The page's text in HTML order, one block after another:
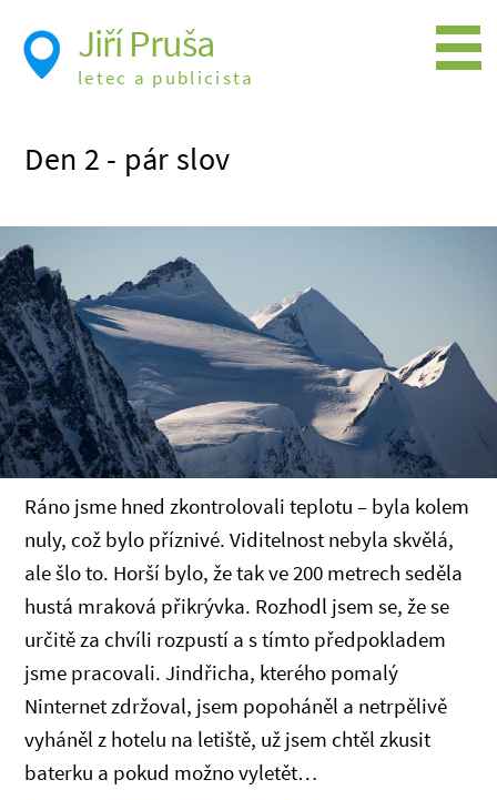
Den 2 - pár slov
Ráno jsme hned zkontrolovali teplotu – byla kolem
nuly, což bylo příznivé. Viditelnost nebyla skvělá,
ale šlo to. Horší bylo, že tak ve 200 metrech seděla
hustá mraková přikrývka. Rozhodl jsem se, že se
určitě za chvíli rozpustí a s tímto předpokladem
jsme pracovali. Jindřicha, kterého pomalý
Ninternet zdržoval, jsem popoháněl a netrpělivě
vyháněl z hotelu na letiště, už jsem chtěl zkusit
baterku a pokud možno vyletět…
Jiří Pruša
letec a publicista
Foto
Expedice
Moje knížky
Přednášky a školení
Trasy cest
Létání a historie